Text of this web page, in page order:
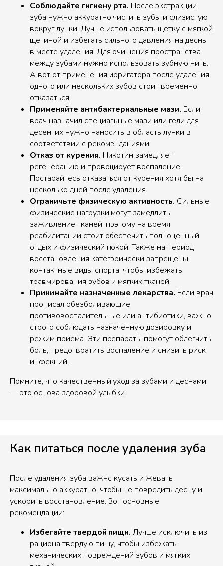
Соблюдайте гигиену рта. После экстракции
зуба нужно аккуратно чистить зубы и слизистую
вокруг лунки. Лучше использовать щетку с мягкой
щетиной и избегать сильного давления на десны
в месте удаления. Для очищения пространства
между зубами нужно использовать зубную нить.
А вот от применения ирригатора после удаления
одного или нескольких зубов стоит временно
отказаться.
Применяйте антибактериальные мази. Если
врач назначил специальные мази или гели для
десен, их нужно наносить в область лунки в
соответствии с рекомендациями.
Отказ от курения. Никотин замедляет
регенерацию и провоцирует воспаление.
Постарайтесь отказаться от курения хотя бы на
несколько дней после удаления.
Ограничьте физическую активность. Сильные
физические нагрузки могут замедлить
заживление тканей, поэтому на время
реабилитации стоит обеспечить полноценный
отдых и физический покой. Также на период
восстановления категорически запрещены
контактные виды спорта, чтобы избежать
травмирования зубов и мягких тканей.
Принимайте назначенные лекарства. Если врач
прописал обезболивающие,
противовоспалительные или антибиотики, важно
строго соблюдать назначенную дозировку и
режим приема. Эти препараты помогут облегчить
боль, предотвратить воспаление и снизить риск
инфекций.
Помните, что качественный уход за зубами и деснами
— это основа здоровой улыбки.
Как питаться после удаления зуба
После удаления зуба важно кусать и жевать
максимально аккуратно, чтобы не повредить десну и
ускорить восстановление. Вот основные
рекомендации:
Избегайте твердой пищи. Лучше исключить из
рациона твердую пищу, чтобы избежать
механических повреждений зубов и мягких